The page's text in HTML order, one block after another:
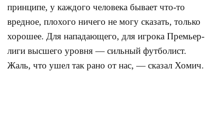
принципе, у каждого человека бывает что-то
вредное, плохого ничего не могу сказать, только
хорошее. Для нападающего, для игрока Премьер-
лиги высшего уровня — сильный футболист.
Жаль, что ушел так рано от нас, — сказал Хомич.